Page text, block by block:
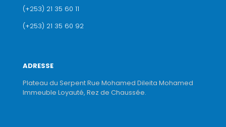
(+253) 21 35 60 11
(+253) 21 35 60 92
ADRESSE
Plateau du Serpent Rue Mohamed Dileita Mohamed
Immeuble Loyauté, Rez de Chaussée.